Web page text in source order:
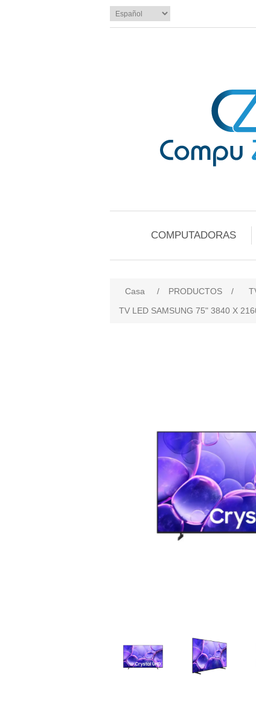
COMPUTADORAS
Casa / PRODUCTOS /
TV LED SAMSUNG 75" 3840 X